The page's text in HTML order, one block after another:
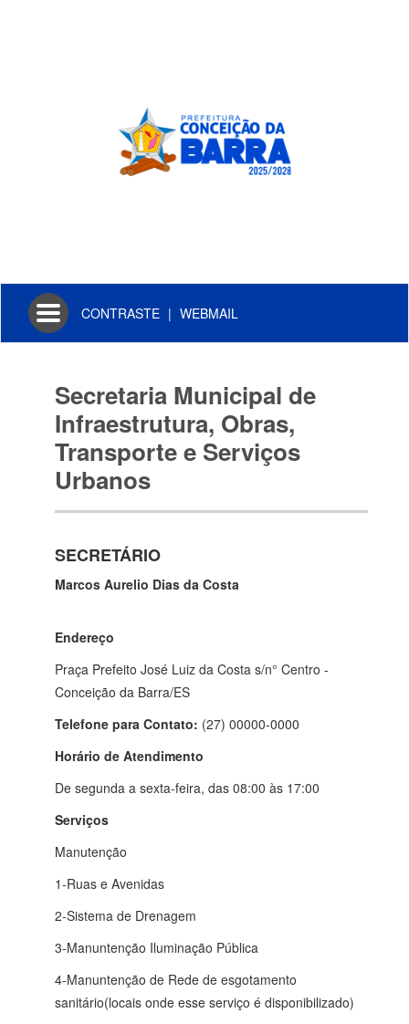
Toggle
navigation
CONTRASTE | WEBMAIL
Secretaria Municipal de
Infraestrutura, Obras,
Transporte e Serviços
Urbanos
SECRETÁRIO
Marcos Aurelio Dias da Costa
Endereço
Praça Prefeito José Luiz da Costa s/n° Centro -
Conceição da Barra/ES
Telefone para Contato: (27) 00000-0000
Horário de Atendimento
De segunda a sexta-feira, das 08:00 às 17:00
Serviços
Manutenção
1-Ruas e Avenidas
2-Sistema de Drenagem
3-Manuntenção Iluminação Pública
4-Manuntenção de Rede de esgotamento
sanitário(locais onde esse serviço é disponibilizado)